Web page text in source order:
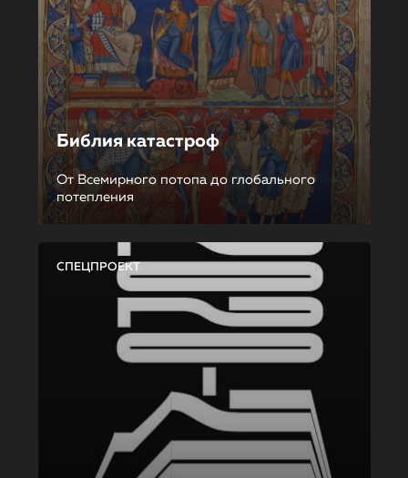
Библия катастроф
От Всемирного потопа до глобального
потепления
СПЕЦПРОЕКТ